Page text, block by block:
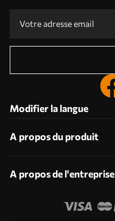
Modifier la langue
A propos du produit
A propos de l'entreprise